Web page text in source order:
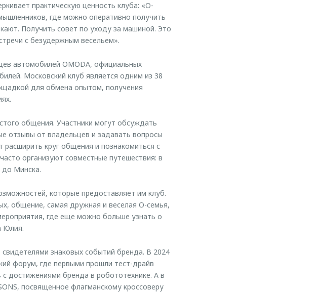
практическую ценность клуба: «O-
где можно оперативно получить
Получить совет по уходу за машиной. Это
с безудержным весельем».
автомобилей OMODA, официальных
Московский клуб является одним из 38
для обмена опытом, получения
общения. Участники могут обсуждать
отзывы от владельцев и задавать вопросы
круг общения и познакомиться с
организуют совместные путешествия: в
до Минска.
которые предоставляет им клуб.
общение, самая дружная и веселая O-семья,
где еще можно больше узнать о
Юлия.
знаковых событий бренда. В 2024
форум, где первыми прошли тест-драйв
достижениями бренда в робототехнике. А в
посвященное флагманскому кроссоверу